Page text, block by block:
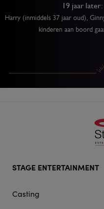
19 jaar
Harry (inmiddels 37 jaar oud),
kinderen aan boord
doormat
STAGE ENTERTAINMENT
Casting